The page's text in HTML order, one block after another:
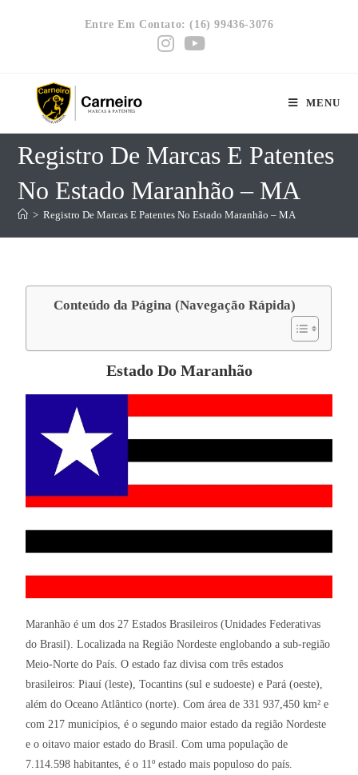
Entre Em Contato: (16) 99436-3076
MENU
Registro De Marcas E Patentes
No Estado Maranhão – MA
> Registro De Marcas E Patentes No Estado Maranhão – MA
Conteúdo da Página (Navegação Rápida)
Estado Do Maranhão
Maranhão é um dos 27 Estados Brasileiros (Unidades Federativas
do Brasil). Localizada na Região Nordeste englobando a sub-região
Meio-Norte do País. O estado faz divisa com três estados
brasileiros: Piauí (leste), Tocantins (sul e sudoeste) e Pará (oeste),
além do Oceano Atlântico (norte). Com área de 331 937,450 km² e
com 217 municípios, é o segundo maior estado da região Nordeste
e o oitavo maior estado do Brasil. Com uma população de
7.114.598 habitantes, é o 11º estado mais populoso do país.